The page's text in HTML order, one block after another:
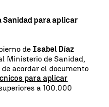
para aplicar
de Isabel Díaz
Ministerio de Sanidad,
acordar el documento
para aplicar
a 100.000